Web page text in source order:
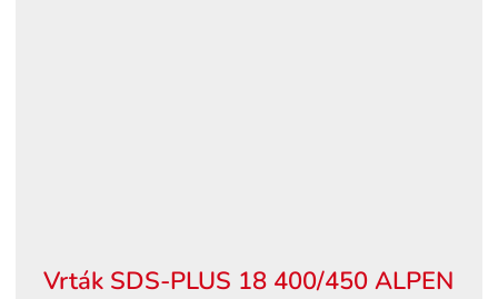
Vrták SDS-PLUS 18 400/450 ALPEN